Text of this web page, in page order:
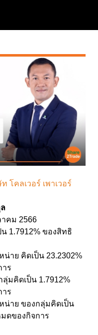
โคลเวอร์ เพาเวอร์
คม 2566
1.7912% ของสิทธิ
าย คิดเป็น 23.2302%
าร
มคิดเป็น 1.7912%
าร
น่าย ของกลุ่มคิดเป็น
ดของกิจการ